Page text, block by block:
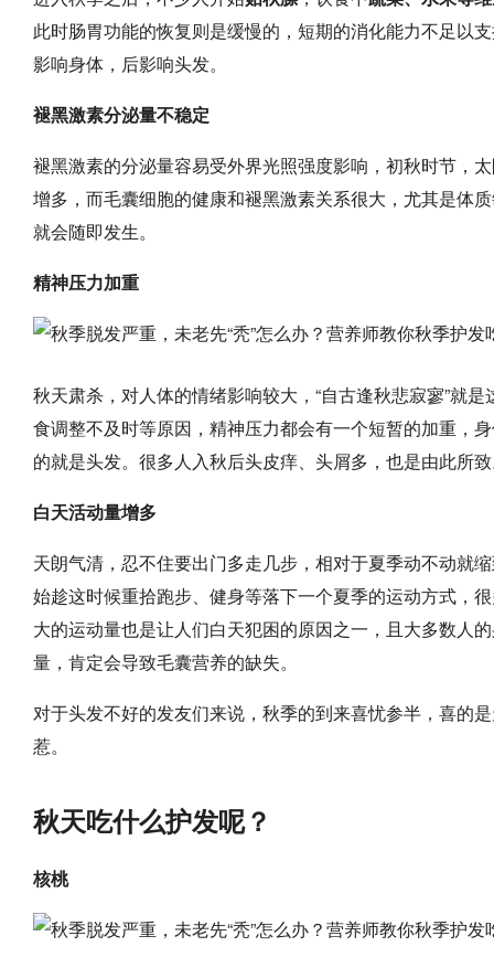
此时肠胃功能的恢复则是缓慢的，短期的消化能力不足以
影响身体，后影响头发。
褪黑激素分泌量不稳定
褪黑激素的分泌量容易受外界光照强度影响，初秋时节，
增多，而毛囊细胞的健康和褪黑激素关系很大，尤其是体
就会随即发生。
精神压力加重
秋天肃杀，对人体的情绪影响较大，“自古逢秋悲寂寥”就
食调整不及时等原因，精神压力都会有一个短暂的加重，
的就是头发。很多人入秋后头皮痒、头屑多，也是由此所
白天活动量增多
天朗气清，忍不住要出门多走几步，相对于夏季动不动就
始趁这时候重拾跑步、健身等落下一个夏季的运动方式，
大的运动量也是让人们白天犯困的原因之一，且大多数人
量，肯定会导致毛囊营养的缺失。
对于头发不好的发友们来说，秋季的到来喜忧参半，喜的
惹。
秋天吃什么护发呢？
核桃